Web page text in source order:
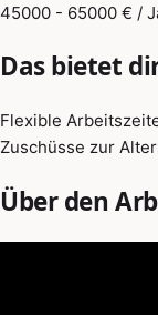
45000 - 65000 € /
Das bietet
Flexible
Zuschüsse zur
Über den